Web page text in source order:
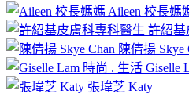
Aileen 校長媽
許紹基
陳倩揚 Skye
Giselle
張瑋芝 Katy